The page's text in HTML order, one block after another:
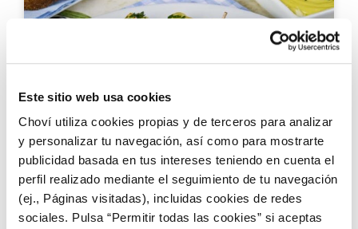
Este sitio web usa cookies
Choví utiliza cookies propias y de terceros para analizar
y personalizar tu navegación, así como para mostrarte
publicidad basada en tus intereses teniendo en cuenta el
perfil realizado mediante el seguimiento de tu navegación
(ej., Páginas visitadas), incluidas cookies de redes
sociales. Pulsa “Permitir todas las cookies” si aceptas
Patatas alioli: una receta clásica